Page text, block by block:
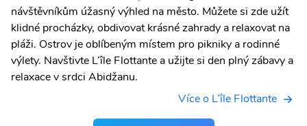
návštěvníkům úžasný výhled na město. Můžete si zde užít
klidné procházky, obdivovat krásné zahrady a relaxovat na
pláži. Ostrov je oblíbeným místem pro pikniky a rodinné
výlety. Navštivte L’île Flottante a užijte si den plný zábavy a
relaxace v srdci Abidžanu.
Více o L’île Flottante